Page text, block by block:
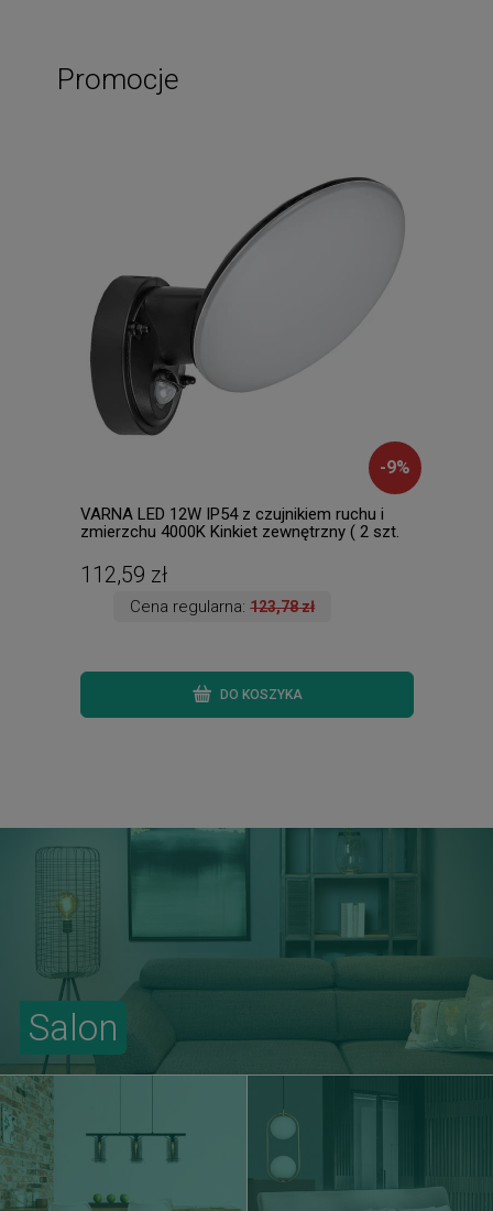
Promocje
-9%
VARNA LED 12W IP54 z czujnikiem ruchu i
zmierzchu 4000K Kinkiet zewnętrzny ( 2 szt.
112,59 zł
Cena regularna:123,78 zł
DO KOSZYKA
Salon